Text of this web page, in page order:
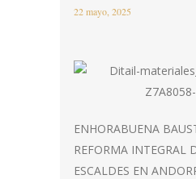
22 mayo, 2025
ENHORABUENA
REFORMA INTEGRAL
ESCALDES EN